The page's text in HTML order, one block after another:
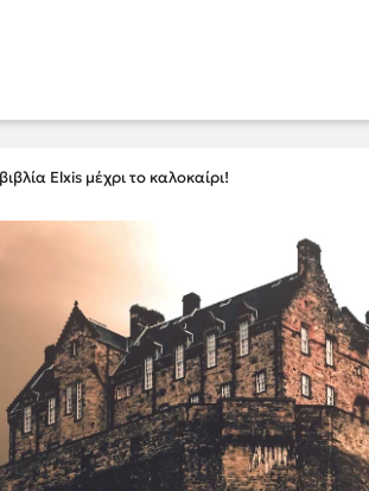
Elxis μέχρι το καλοκαίρι!